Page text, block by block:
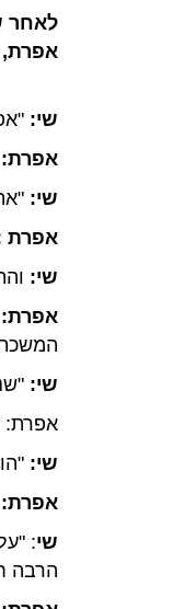
לאחר
אפרת,
שי:
שי:
אפרת
שי:
אפרת:
שי:
אפרת:
שי:
אפרת:
שי:
הרבה